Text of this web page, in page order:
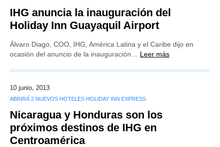
IHG anuncia la inauguración del
Holiday Inn Guayaquil Airport
Álvaro Diago, COO, IHG, América Latina y el Caribe dijo en
ocasión del anuncio de la inauguración… Leer más
10 junio, 2013
ABRIRÁ 2 NUEVOS HOTELES HOLIDAY INN EXPRESS
Nicaragua y Honduras son los
próximos destinos de IHG en
Centroamérica